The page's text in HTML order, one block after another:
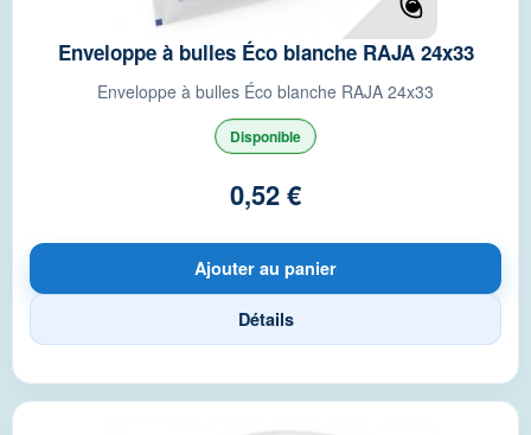
Enveloppe à bulles Éco blanche RAJA 24x33
Enveloppe à bulles Éco blanche RAJA 24x33
Disponible
0,52 €
Ajouter au panier
Détails